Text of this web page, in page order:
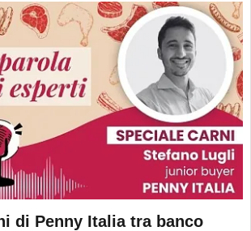
di Penny Italia tra banco